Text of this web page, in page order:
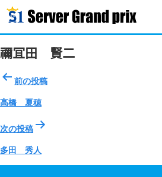
禰冝田 賢二
投
ナ
ゲ
シ
ョ
前の投稿
高橋 夏穂
次の投稿
多田 秀人